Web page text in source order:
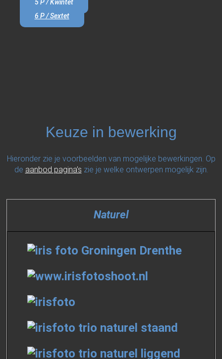
5 P / Kwintet
6 P / Sextet
Keuze in bewerking
Hieronder zie je voorbeelden van mogelijke bewerkingen. Op
de aanbod pagina’s zie je welke ontwerpen mogelijk zijn.
Naturel